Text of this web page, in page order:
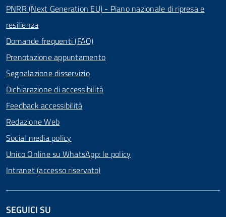
PNRR (Next Generation EU) - Piano nazionale di ripresa e
resilienza
Domande frequenti (FAQ)
Prenotazione appuntamento
Segnalazione disservizio
Dichiarazione di accessibilità
Feedback accessibilità
Redazione Web
Social media policy
Unico Online su WhatsApp: le policy
Intranet (accesso riservato)
SEGUICI SU